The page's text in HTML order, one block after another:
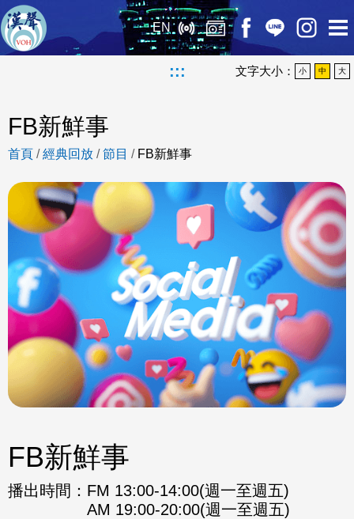
EN
::: 文字大小： 小 中 大
FB新鮮事
首頁 /經典回放 /節目 / FB新鮮事
FB新鮮事
播出時間： FM 13:00-14:00(週一至週五)
AM 19:00-20:00(週一至週五)